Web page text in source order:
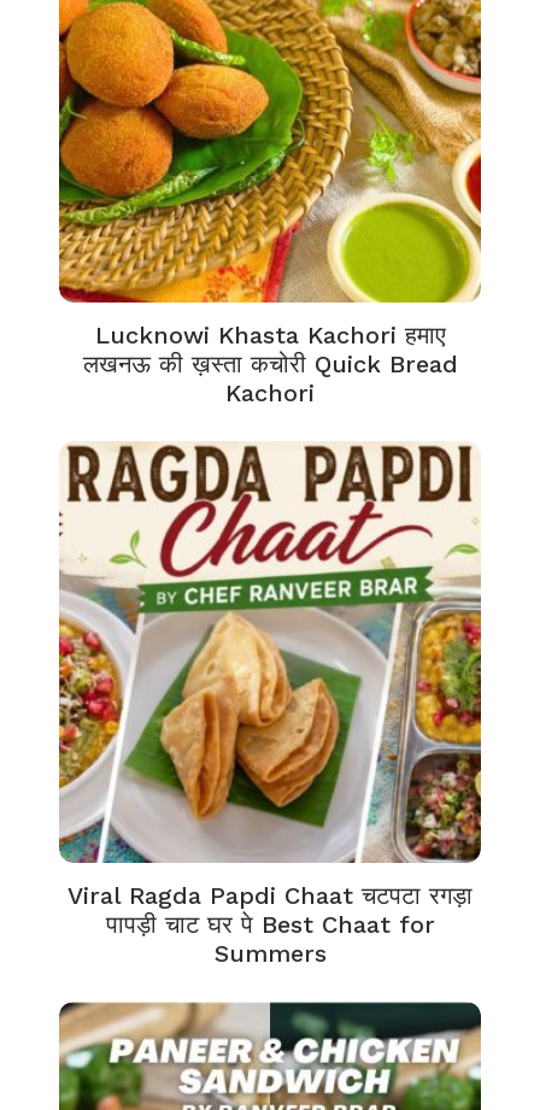
Lucknowi Khasta Kachori हमाए
लखनऊ की ख़स्ता कचोरी Quick Bread
Kachori
Viral Ragda Papdi Chaat चटपटा रगड़ा
पापड़ी चाट घर पे Best Chaat for
Summers